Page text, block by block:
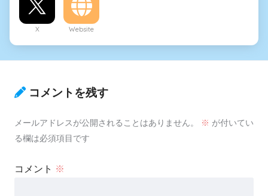
X Website
コメントを残す
メールアドレスが公開されることはありません。 ※ が付いてい
る欄は必須項目です
コメント ※